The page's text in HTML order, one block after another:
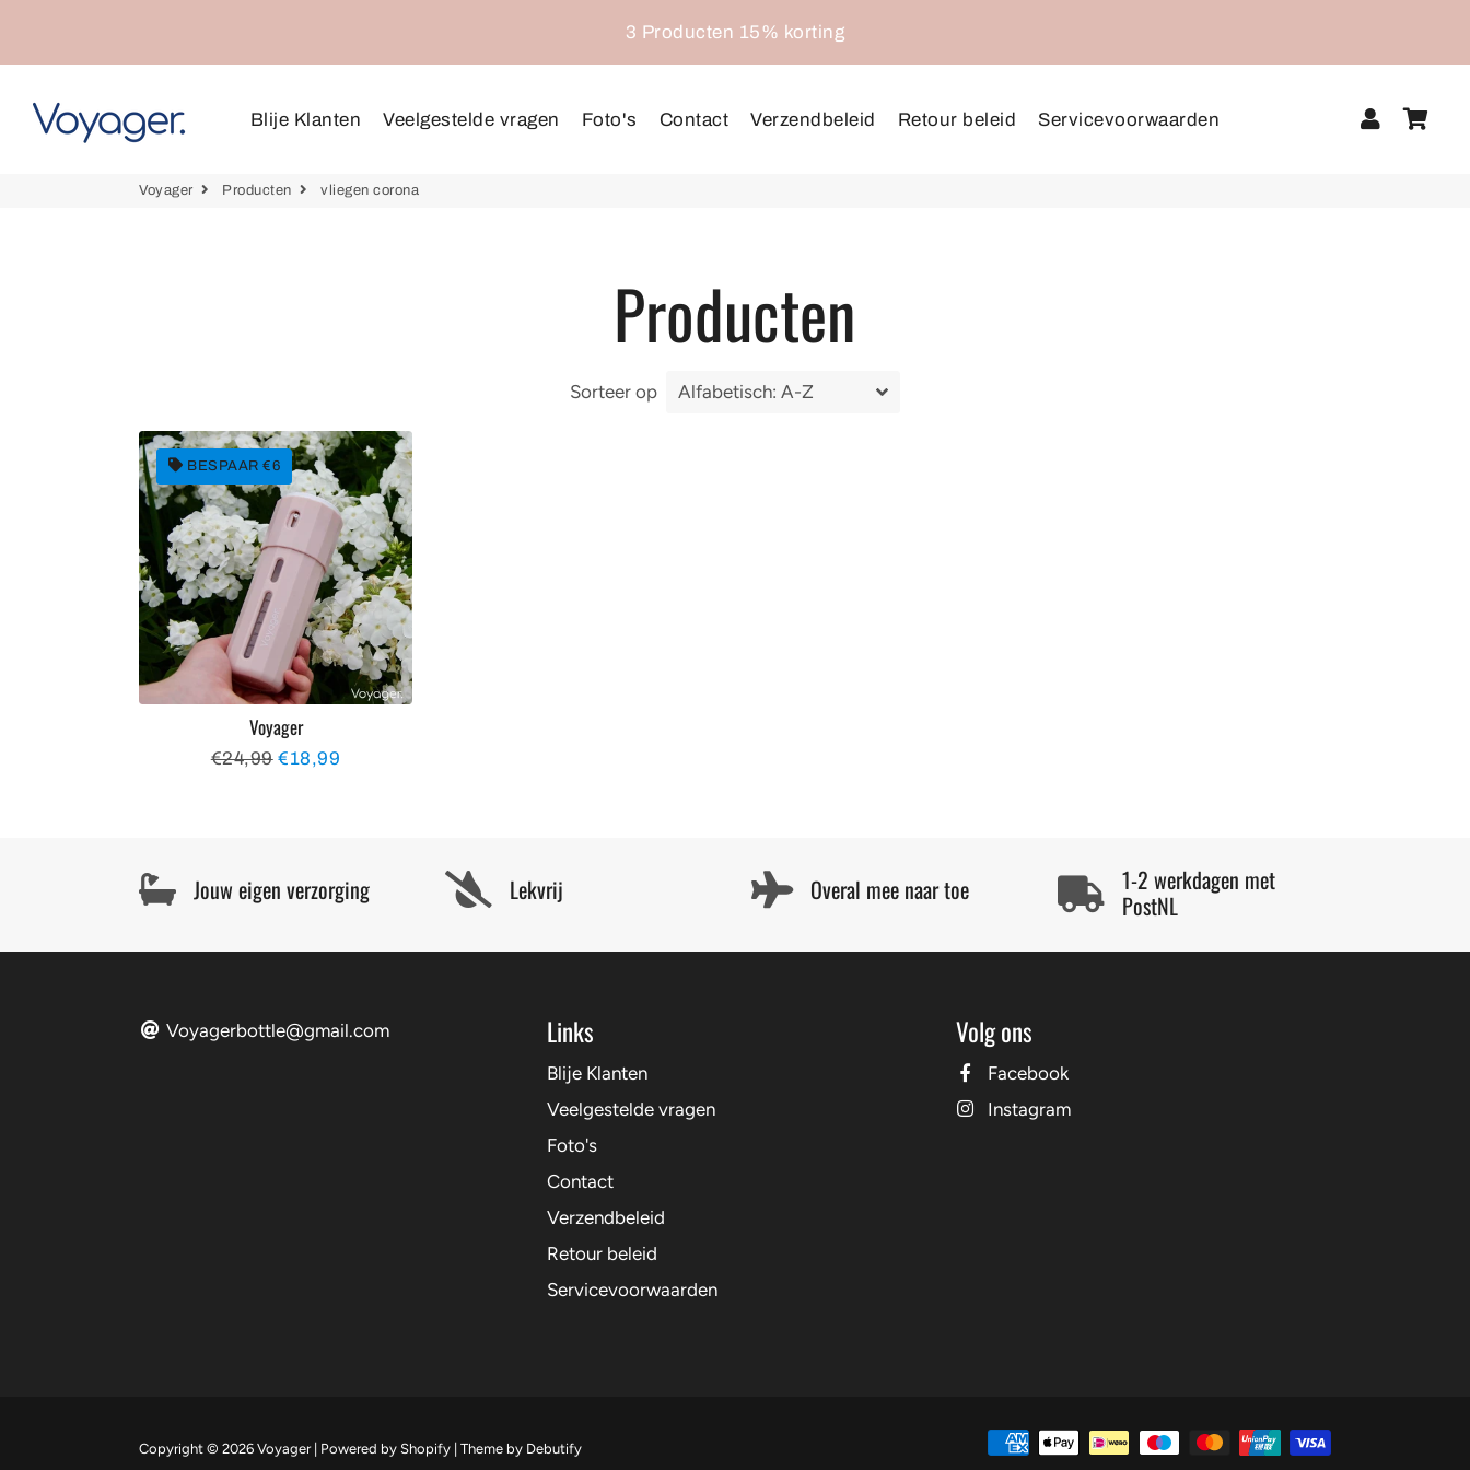
3 Producten 15% korting
Blije Klanten Veelgestelde vragen Foto's Contact Verzendbeleid Retour beleid Servicevoorwaarden
Voyager Producten vliegen corona
Producten
Sorteer op
BESPAAR €6
Voyager
Normale
€24,99 Aanbiedingsprijs
€18,99
Jouw eigen verzorging Lekvrij Overal mee naar toe
1-2 werkdagen met
PostNL
Voyagerbottle@gmail.com Links
Blije Klanten
Veelgestelde vragen
Foto's
Contact
Verzendbeleid
Retour beleid
Servicevoorwaarden
Volg ons
Facebook
Instagram
Copyright © 2026 Voyager| Powered by Shopify | Theme by Debutify